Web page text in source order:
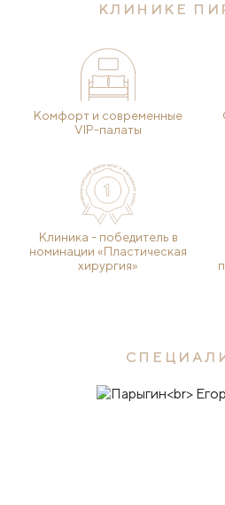
КЛИНИКЕ
Комфорт и современные
VIP-палаты
Клиника - победитель в
номинации «Пластическая
хирургия»